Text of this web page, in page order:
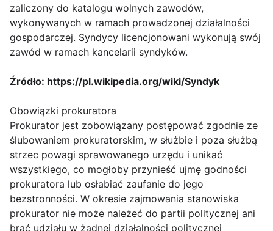
zaliczony do katalogu wolnych zawodów,
wykonywanych w ramach prowadzonej działalności
gospodarczej. Syndycy licencjonowani wykonują swój
zawód w ramach kancelarii syndyków.
Źródło: https://pl.wikipedia.org/wiki/Syndyk
Obowiązki prokuratora
Prokurator jest zobowiązany postępować zgodnie ze
ślubowaniem prokuratorskim, w służbie i poza służbą
strzec powagi sprawowanego urzędu i unikać
wszystkiego, co mogłoby przynieść ujmę godności
prokuratora lub osłabiać zaufanie do jego
bezstronności. W okresie zajmowania stanowiska
prokurator nie może należeć do partii politycznej ani
brać udziału w żadnej działalności politycznej